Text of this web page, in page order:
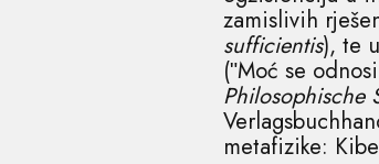
zamislivih
sufficientis), te
(ʺMoć se
Philosophische
metafizike: